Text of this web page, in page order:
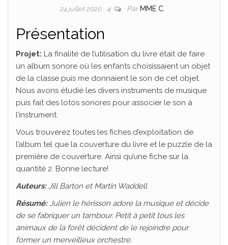
24 juillet 2020 4 Par MME C.
Présentation
Projet: La finalité de l’utilisation du livre était de faire
un album sonore où les enfants choisissaient un objet
de la classe puis me donnaient le son de cet objet.
Nous avons étudié les divers instruments de musique
puis fait des lotos sonores pour associer le son à
l’instrument.
Vous trouverez toutes les fiches d’exploitation de
l’album tel que la couverture du livre et le puzzle de la
première de couverture. Ainsi qu’une fiche sur la
quantité 2. Bonne lecture!
Auteurs:Jill Barton et Martin Waddell
Résumé:Julien le hérisson adore la musique et décide
de se fabriquer un tambour. Petit à petit tous les
animaux de la forêt décident de le rejoindre pour
former un merveilleux orchestre.